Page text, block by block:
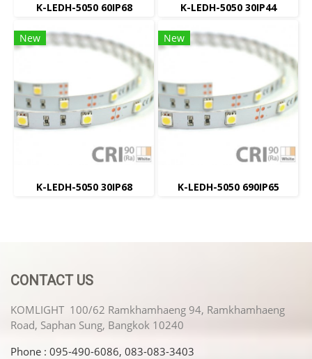
K-LEDH-5050 60IP68 K-LEDH-5050 30IP44
New
K-LEDH-5050 30IP68
New
K-LEDH-5050 690IP65
CONTACT US
KOMLIGHT 100/62 Ramkhamhaeng 94, Ramkhamhaeng
Road, Saphan Sung, Bangkok 10240
Phone : 095-490-6086, 083-083-3403